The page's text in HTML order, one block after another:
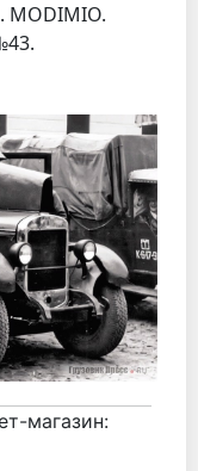
MODIMIO.
магазин: